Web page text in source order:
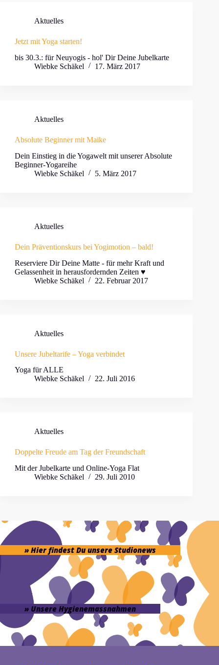
Aktuelles
Jetzt mit Yoga starten!
bis 30.3.: für Neuyogis - hol' Dir Deine Jubelkarte
Wiebke Schäkel
17. März 2017
Aktuelles
Absolute Beginner mit Maike
Dein Einstieg in die Yogawelt mit unserer Absolute
Beginner-Yogareihe
Wiebke Schäkel
5. März 2017
Aktuelles
Dein Präventionskurs bei Yogimotion – bald!
Reserviere Dir Deine Matte - für mehr Kraft und
Gelassenheit in herausfordernden Zeiten ♥
Wiebke Schäkel
22. Februar 2017
Aktuelles
Unsere Jubeltarife – Yoga verbindet
Yoga für ALLE
Wiebke Schäkel
22. Juli 2016
Aktuelles
Doppelte Freude am Tag der Freundschaft
Mit der Jubelkarte und Online-Yoga Flat
Wiebke Schäkel
29. Juli 2010
» Hier findest Du unsere Studionews
» Unsere Hygienemassnahmen